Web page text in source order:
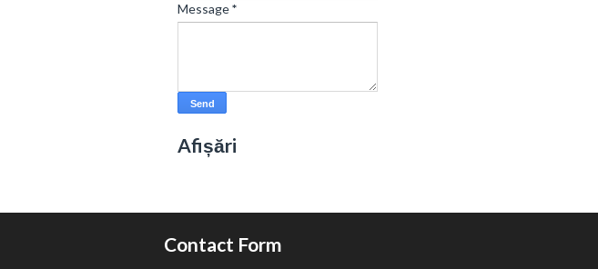
Message*
Afișări
Contact Form